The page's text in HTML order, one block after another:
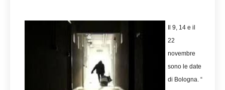
Il 9, 14 e il
22
novembre
sono le date
di Bologna. “